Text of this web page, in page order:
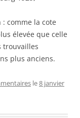
comme la cote
élevée que celle
trouvailles
plus anciens.
le8 janvier